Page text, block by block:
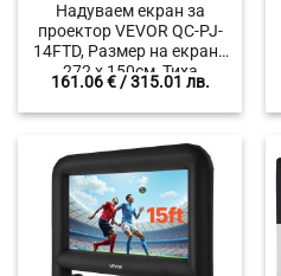
Надуваем екран за
проектор VEVOR QC-PJ-
14FTD, Размер на екрана
272 x 150см, Тиха
надуваема система,
Формат 16:9
161.06€/ 315.01 лв.